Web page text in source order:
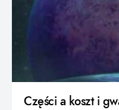
Części a koszt i